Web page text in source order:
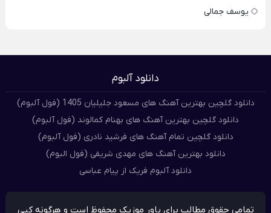
یوسف جمالی
دانلود آلبوم
دانلود گلچین بهترین آهنگ های مسعود جلیلیان 1405 (فول آلبوم)
دانلود گلچین بهترین آهنگ های بهنام کمالوند (فول آلبوم)
دانلود گلچین تمام آهنگ های فرشید نادری (فول آلبوم)
دانلود بهترین آهنگ های مهدی شریفی (فول البوم)
دانلود آلبوم فریک از پیام عباسی
تمامی حقوق مطالب برای پاور موزیک محفوظ است و هرگونه کپی